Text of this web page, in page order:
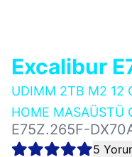
Excalibur
UDIMM 2TB M2 12
HOME MASAÜSTÜ
E75Z.265F-
5